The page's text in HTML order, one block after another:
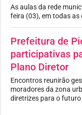
As aulas da rede
feira (03), em todas as
Prefeitura de
participativas
Plano Diretor
Encontros reunirão
moradores da zona
diretrizes para o